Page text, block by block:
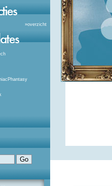
»overzicht